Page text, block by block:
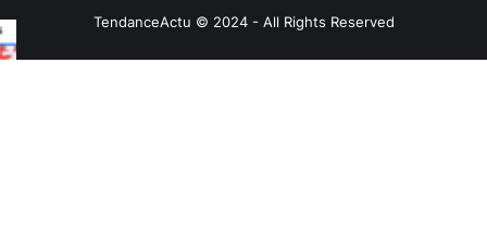
TendanceActu © 2024 - All Rights Reserved